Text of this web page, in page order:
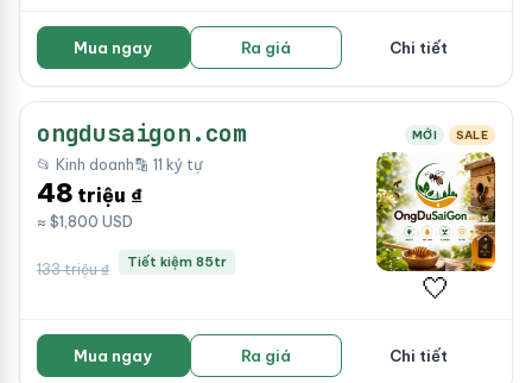
Mua ngay Ra giá Chi tiết
ongdusaigon.com MỚI SALE
📂 Kinh doanh🔡 11 ký tự
48 triệu ₫
≈ $1,800 USD
133 triệu ₫ Tiết kiệm 85tr
🤍
Mua ngay Ra giá Chi tiết